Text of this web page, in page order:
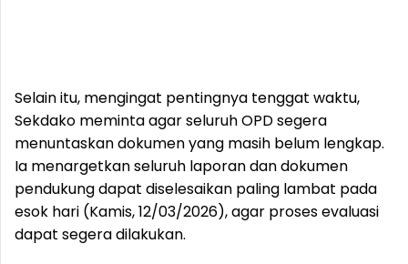
Selain itu, mengingat pentingnya tenggat waktu,
Sekdako meminta agar seluruh OPD segera
menuntaskan dokumen yang masih belum lengkap.
Ia menargetkan seluruh laporan dan dokumen
pendukung dapat diselesaikan paling lambat pada
esok hari (Kamis, 12/03/2026), agar proses evaluasi
dapat segera dilakukan.